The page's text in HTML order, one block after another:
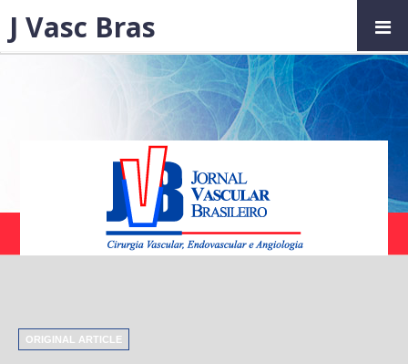
ORIGINAL ARTICLE
J Vasc Bras